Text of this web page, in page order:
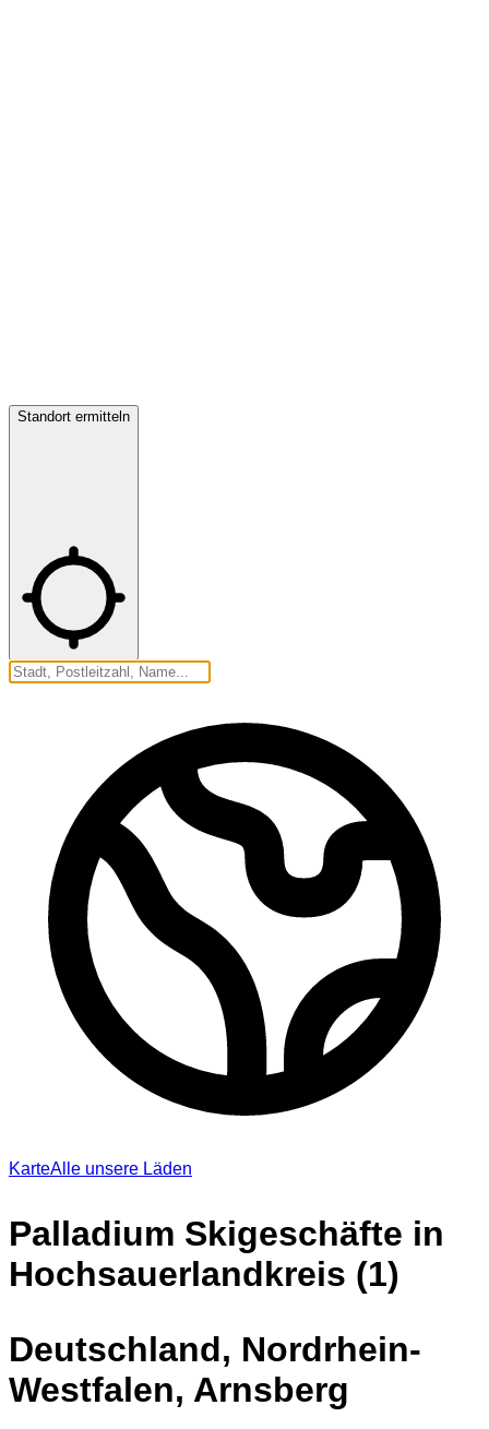
Standort ermitteln
KarteAlle unsere Läden
Palladium Skigeschäfte in
Hochsauerlandkreis (1)
Deutschland, Nordrhein-
Westfalen, Arnsberg